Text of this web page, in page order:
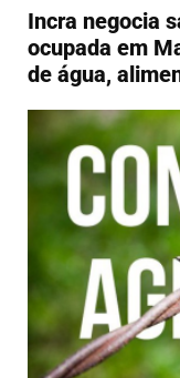
Incra negocia
ocupada em
de água,